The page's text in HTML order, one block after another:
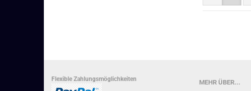
MEHR ÜBER...
Flexible Zahlungsmöglichkeiten